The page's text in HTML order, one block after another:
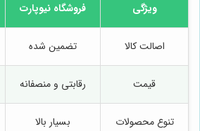
ویژگی فروشگاه نیوپارت
اصالت کالا تضمین شده
قیمت رقابتی و منصفانه
تنوع محصولات بسیار بالا